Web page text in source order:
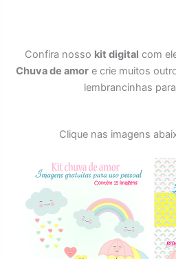
Confira nosso kit digital com
Chuva de amor e crie muitos
lembrancinhas
Clique nas imagens